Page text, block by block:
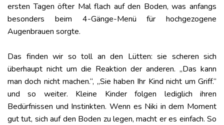
ersten Tagen öfter Mal flach auf den Boden, was anfangs
besonders beim 4-Gänge-Menü für hochgezogene
Augenbrauen sorgte.
Das finden wir so toll an den Lütten: sie scheren sich
überhaupt nicht um die Reaktion der anderen. „Das kann
man doch nicht machen.“, „Sie haben Ihr Kind nicht um Griff.“
und so weiter. Kleine Kinder folgen lediglich ihren
Bedürfnissen und Instinkten. Wenn es Niki in dem Moment
gut tut, sich auf den Boden zu legen, macht er es einfach. So